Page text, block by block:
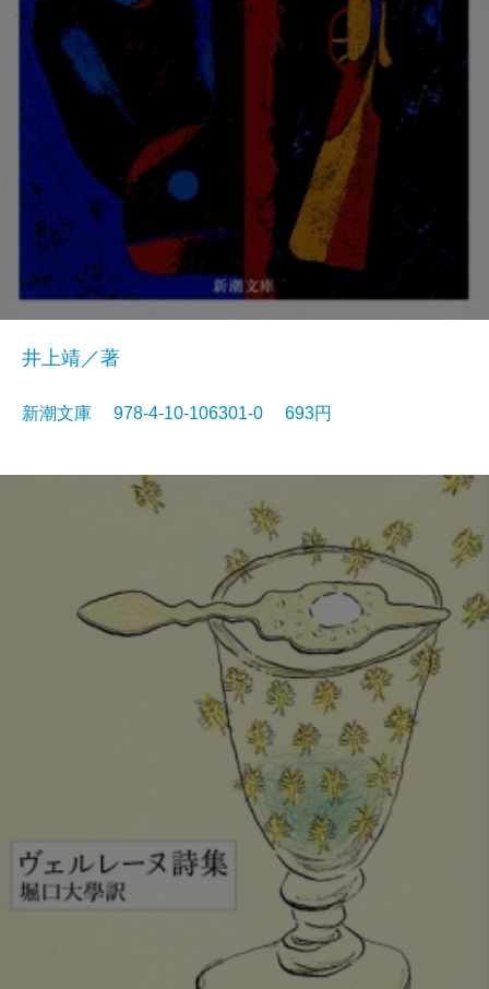
井上靖／著
新潮文庫 978-4-10-106301-0 693円